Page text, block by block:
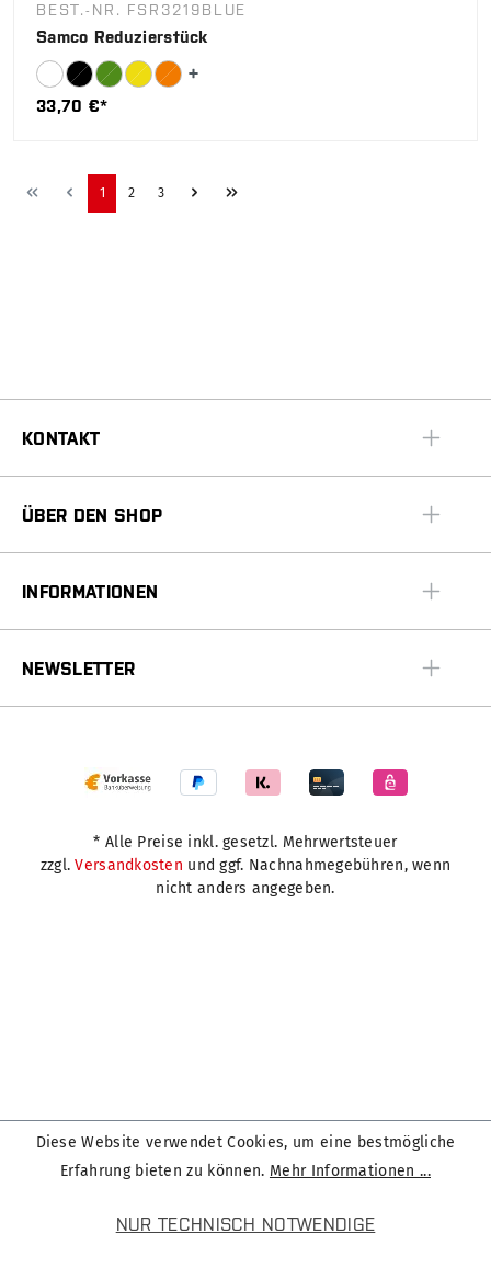
BEST.-NR. FSR3219BLUE
Samco Reduzierstück
33,70 €*
1 2 3
KONTAKT
ÜBER DEN SHOP
INFORMATIONEN
NEWSLETTER
* Alle Preise inkl. gesetzl. Mehrwertsteuer
zzgl.Versandkosten und ggf. Nachnahmegebühren, wenn
nicht anders angegeben.
Diese Website verwendet Cookies, um eine bestmögliche
Erfahrung bieten zu können. Mehr Informationen ...
NUR TECHNISCH NOTWENDIGE